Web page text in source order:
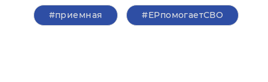
#приемная #ЕРпомогаетСВО